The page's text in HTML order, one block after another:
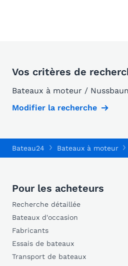
Vos critères de
Bateaux à moteur /
Modifier la recherche
Bateau24 Bateaux à moteur
Pour les acheteurs
Recherche détaillée
Bateaux d'occasion
Fabricants
Essais de bateaux
Transport de bateaux